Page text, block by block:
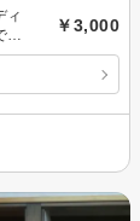
ィ
ス
￥3,000